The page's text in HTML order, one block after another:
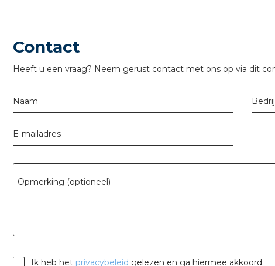
Contact
Heeft u een vraag? Neem gerust contact met ons op via dit
Naam
E-mailadres
Opmerking (optioneel)
Ik heb het privacybeleid gelezen en ga hiermee akkoord.